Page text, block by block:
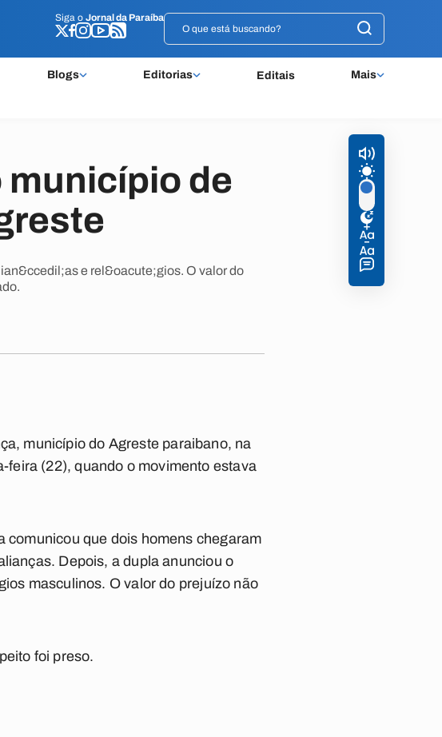
Siga o Jornal da Paraíba
Blogs Editorias Editais Mais
Siga o Jornal da Paraíba
de
e rel&oacute;gios. O valor do
município do Agreste paraibano, na
feira (22), quando o movimento estava
comunicou que dois homens chegaram
Depois, a dupla anunciou o
masculinos. O valor do prejuízo não
foi preso.